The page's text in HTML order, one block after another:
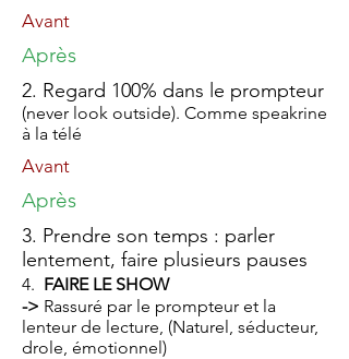
Avant
Après
2. Regard 100% dans le prompteur
(never look outside). Comme speakrine
à la télé
Avant
Après
3. Prendre son temps : parler
lentement, faire plusieurs pauses
4. FAIRE LE SHOW
-> Rassuré par le prompteur et la
lenteur de lecture, (Naturel, séducteur,
drole, émotionnel)